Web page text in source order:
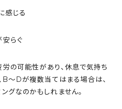
感じる
らぐ
の可能性があり、休息で気持ち
B〜Dが複数当てはまる場合は、
グなのかもしれません。